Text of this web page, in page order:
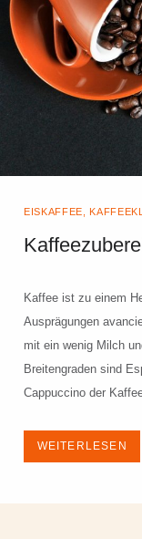
EISKAFFEE
Kaffee ist zu einem
Ausprägungen
mit ein wenig Milch
Breitengraden sind
Cappuccino der
WEITERLESEN